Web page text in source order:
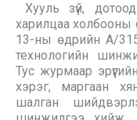
Хууль зүй,
харилцаа холбооны
13-ны өдрийн А/
технологийн
Тус журмаар
хэрэг, маргаан
шалган